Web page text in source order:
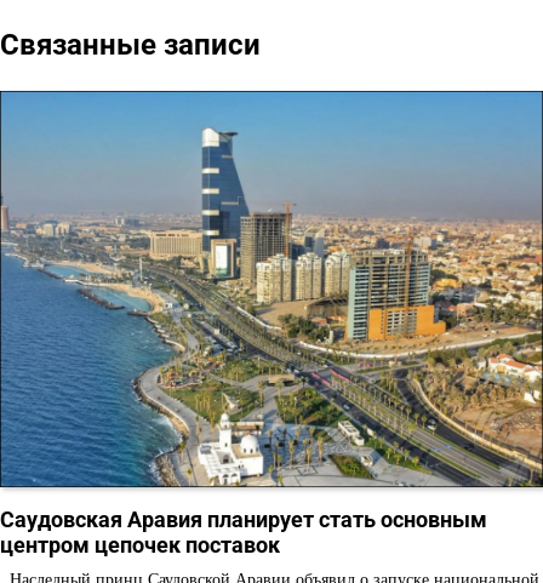
Связанные записи
Саудовская Аравия планирует стать основным
центром цепочек поставок